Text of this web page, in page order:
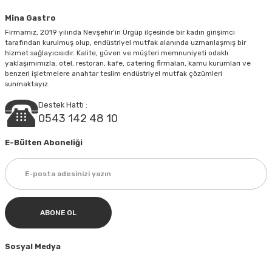
Mina Gastro
Firmamız, 2019 yılında Nevşehir’in Ürgüp ilçesinde bir kadın girişimci
tarafından kurulmuş olup, endüstriyel mutfak alanında uzmanlaşmış bir
hizmet sağlayıcısıdır. Kalite, güven ve müşteri memnuniyeti odaklı
yaklaşımımızla; otel, restoran, kafe, catering firmaları, kamu kurumları ve
benzeri işletmelere anahtar teslim endüstriyel mutfak çözümleri
sunmaktayız.
Destek Hattı :
0543 142 48 10
E-Bülten Aboneliği
ABONE OL
Sosyal Medya